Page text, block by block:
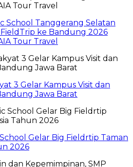
School Tanggerang Selatan
ke Bandung 2026
Tour Travel
3 Gelar Kampus Visit dan
Jawa Barat
Gelar Big Fieldrtip Taman
2026